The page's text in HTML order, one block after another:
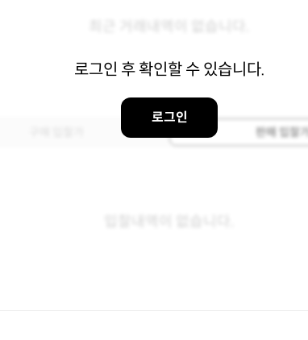
로그인 후 확인할 수 있습니다.
로그인
판매 입찰가